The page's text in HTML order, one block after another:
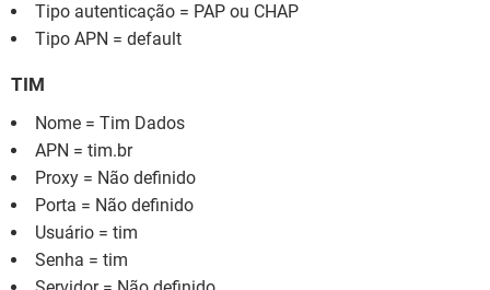
Tipo autenticação = PAP ou CHAP
Tipo APN = default
TIM
Nome = Tim Dados
APN = tim.br
Proxy = Não definido
Porta = Não definido
Usuário = tim
Senha = tim